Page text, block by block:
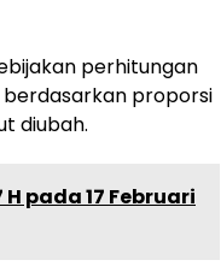
perhitungan
berdasarkan proporsi
diubah.
pada 17 Februari